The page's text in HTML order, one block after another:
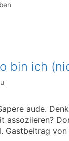
bin ich
aude.
assoziieren?
Gastbeitrag